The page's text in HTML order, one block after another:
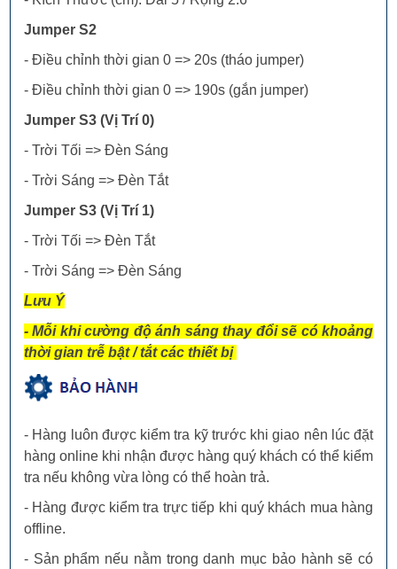
Jumper S2
- Điều chỉnh thời gian 0 => 20s (tháo jumper)
- Điều chỉnh thời gian 0 => 190s (gắn jumper)
Jumper S3 (Vị Trí 0)
- Trời Tối => Đèn Sáng
- Trời Sáng => Đèn Tắt
Jumper S3 (Vị Trí 1)
- Trời Tối => Đèn Tắt
- Trời Sáng => Đèn Sáng
Lưu Ý
- Mỗi khi cường độ ánh sáng thay đổi sẽ có khoảng
thời gian trễ bật / tắt các thiết bị
- Hàng luôn được kiểm tra kỹ trước khi giao nên lúc đặt
hàng online khi nhận được hàng quý khách có thể kiểm
tra nếu không vừa lòng có thể hoàn trả.
- Hàng được kiểm tra trực tiếp khi quý khách mua hàng
offline.
- Sản phẩm nếu nằm trong danh mục bảo hành sẽ có